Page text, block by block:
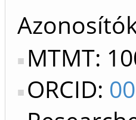
MTMT:
ORCID: